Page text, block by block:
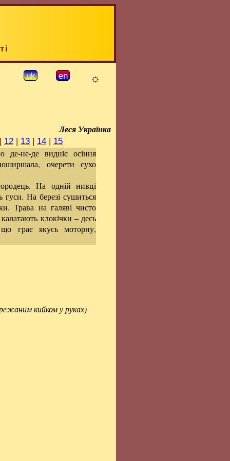
uk en ☼
Леся Українка
12 | 13 | 14 | 15
не-де видніє осіння
очерети сухо
На одній нивці
На березі сушиться
Трава на галяві чисто
клокічки – десь
грає якусь моторну,
кийком у руках)